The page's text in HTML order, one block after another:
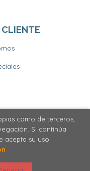
los Derechos
como de terceros,
Si continúa
acepta su uso.